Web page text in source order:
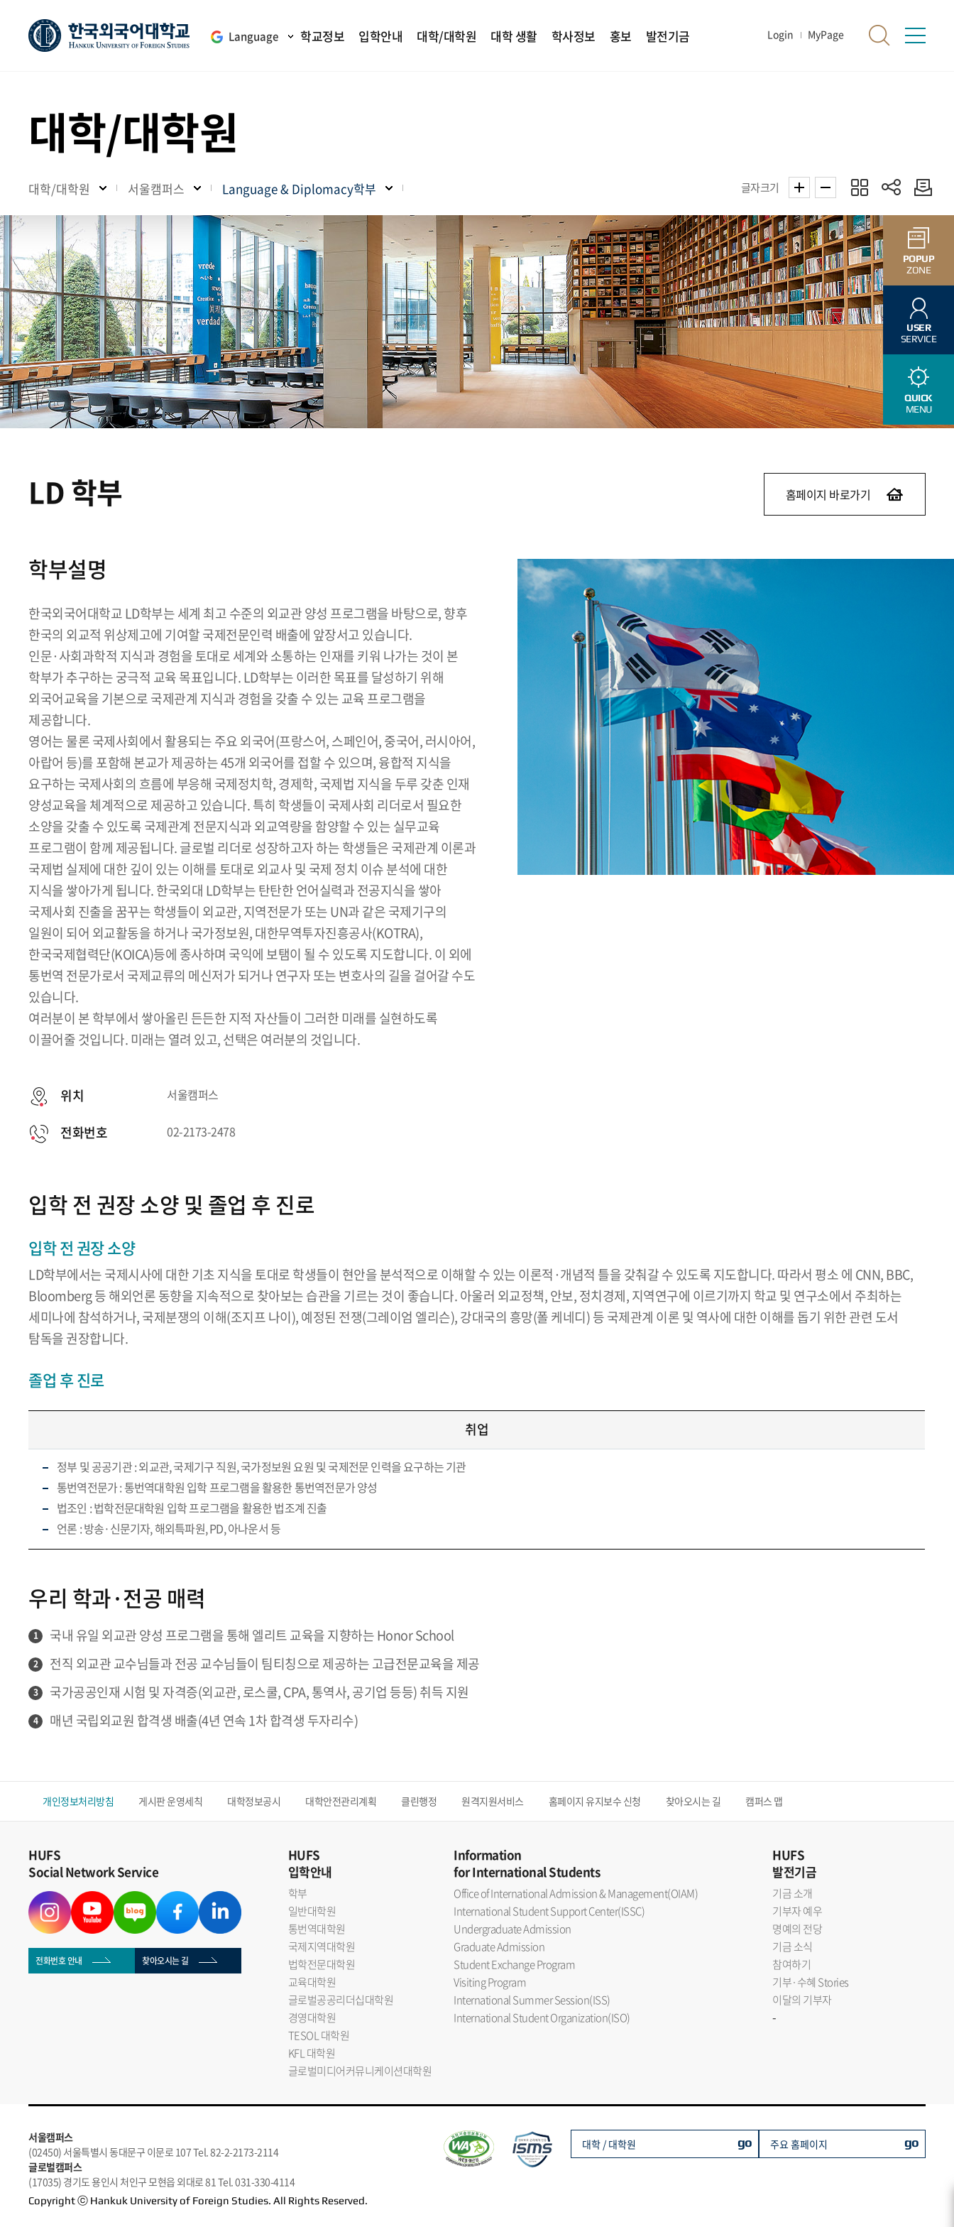
Language 학교정보 입학안내 대학/대학원 대학 생활 학사정보 홍보 발전기금 Login MyPage
대학/대학원
대학/대학원 서울캠퍼스 Language & Diplomacy학부 글자크기
LD 학부 홈페이지 바로가기
학부설명
한국외국어대학교 LD학부는 세계 최고 수준의 외교관 양성 프로그램을 바탕으로, 향후
한국의 외교적 위상제고에 기여할 국제전문인력 배출에 앞장서고 있습니다.
인문·사회과학적 지식과 경험을 토대로 세계와 소통하는 인재를 키워 나가는 것이 본
학부가 추구하는 궁극적 교육 목표입니다. LD학부는 이러한 목표를 달성하기 위해
외국어교육을 기본으로 국제관계 지식과 경험을 갖출 수 있는 교육 프로그램을
제공합니다.
영어는 물론 국제사회에서 활용되는 주요 외국어(프랑스어, 스페인어, 중국어, 러시아어,
아랍어 등)를 포함해 본교가 제공하는 45개 외국어를 접할 수 있으며, 융합적 지식을
요구하는 국제사회의 흐름에 부응해 국제정치학, 경제학, 국제법 지식을 두루 갖춘 인재
양성교육을 체계적으로 제공하고 있습니다. 특히 학생들이 국제사회 리더로서 필요한
소양을 갖출 수 있도록 국제관계 전문지식과 외교역량을 함양할 수 있는 실무교육
프로그램이 함께 제공됩니다. 글로벌 리더로 성장하고자 하는 학생들은 국제관계 이론과
국제법 실제에 대한 깊이 있는 이해를 토대로 외교사 및 국제 정치 이슈 분석에 대한
지식을 쌓아가게 됩니다. 한국외대 LD학부는 탄탄한 언어실력과 전공지식을 쌓아
국제사회 진출을 꿈꾸는 학생들이 외교관, 지역전문가 또는 UN과 같은 국제기구의
일원이 되어 외교활동을 하거나 국가정보원, 대한무역투자진흥공사(KOTRA),
한국국제협력단(KOICA)등에 종사하며 국익에 보탬이 될 수 있도록 지도합니다. 이 외에
통번역 전문가로서 국제교류의 메신저가 되거나 연구자 또는 변호사의 길을 걸어갈 수도
있습니다.
여러분이 본 학부에서 쌓아올린 든든한 지적 자산들이 그러한 미래를 실현하도록
이끌어줄 것입니다. 미래는 열려 있고, 선택은 여러분의 것입니다.
위치 서울캠퍼스
전화번호 02-2173-2478
입학 전 권장 소양 및 졸업 후 진로
입학 전 권장 소양
LD학부에서는 국제시사에 대한 기초 지식을 토대로 학생들이 현안을 분석적으로 이해할 수 있는 이론적·개념적 틀을 갖춰갈 수 있도록 지도합니다. 따라서 평소 에 CNN, BBC,
Bloomberg 등 해외언론 동향을 지속적으로 찾아보는 습관을 기르는 것이 좋습니다. 아울러 외교정책, 안보, 정치경제, 지역연구에 이르기까지 학교 및 연구소에서 주최하는
세미나에 참석하거나, 국제분쟁의 이해(조지프 나이), 예정된 전쟁(그레이엄 엘리슨), 강대국의 흥망(폴 케네디) 등 국제관계 이론 및 역사에 대한 이해를 돕기 위한 관련 도서
탐독을 권장합니다.
졸업 후 진로
취업
정부 및 공공기관 : 외교관, 국제기구 직원, 국가정보원 요원 및 국제전문 인력을 요구하는 기관
통번역전문가 : 통번역대학원 입학 프로그램을 활용한 통번역전문가 양성
법조인 : 법학전문대학원 입학 프로그램을 활용한 법조계 진출
언론 : 방송·신문기자, 해외특파원, PD, 아나운서 등
우리 학과·전공 매력
1 국내 유일 외교관 양성 프로그램을 통해 엘리트 교육을 지향하는 Honor School
2 전직 외교관 교수님들과 전공 교수님들이 팀티칭으로 제공하는 고급전문교육을 제공
3 국가공공인재 시험 및 자격증(외교관, 로스쿨, CPA, 통역사, 공기업 등등) 취득 지원
4 매년 국립외교원 합격생 배출(4년 연속 1차 합격생 두자리수)
개인정보처리방침 게시판 운영세칙 대학정보공시 대학안전관리계획 클린행정 원격지원서비스 홈페이지 유지보수 신청 찾아오시는 길 캠퍼스 맵
HUFS
Social Network Service
전화번호 안내 찾아오시는 길
HUFS
입학안내
학부
일반대학원
통번역대학원
국제지역대학원
법학전문대학원
교육대학원
글로벌공공리더십대학원
경영대학원
TESOL 대학원
KFL 대학원
글로벌미디어커뮤니케이션대학원
Information
for International Students
Office of International Admission & Management(OIAM)
International Student Support Center(ISSC)
Undergraduate Admission
Graduate Admission
Student Exchange Program
Visiting Program
International Summer Session(ISS)
International Student Organization(ISO)
HUFS
발전기금
기금 소개
기부자 예우
명예의 전당
기금 소식
참여하기
기부·수혜 Stories
이달의 기부자
-
서울캠퍼스
(02450) 서울특별시 동대문구 이문로 107 Tel. 82-2-2173-2114
글로벌캠퍼스
(17035) 경기도 용인시 처인구 모현읍 외대로 81 Tel. 031-330-4114
Copyright ⓒ Hankuk University of Foreign Studies. All Rights Reserved.
대학 / 대학원 go 주요 홈페이지 go
POPUP
ZONE
USER
SERVICE
QUICK
MENU